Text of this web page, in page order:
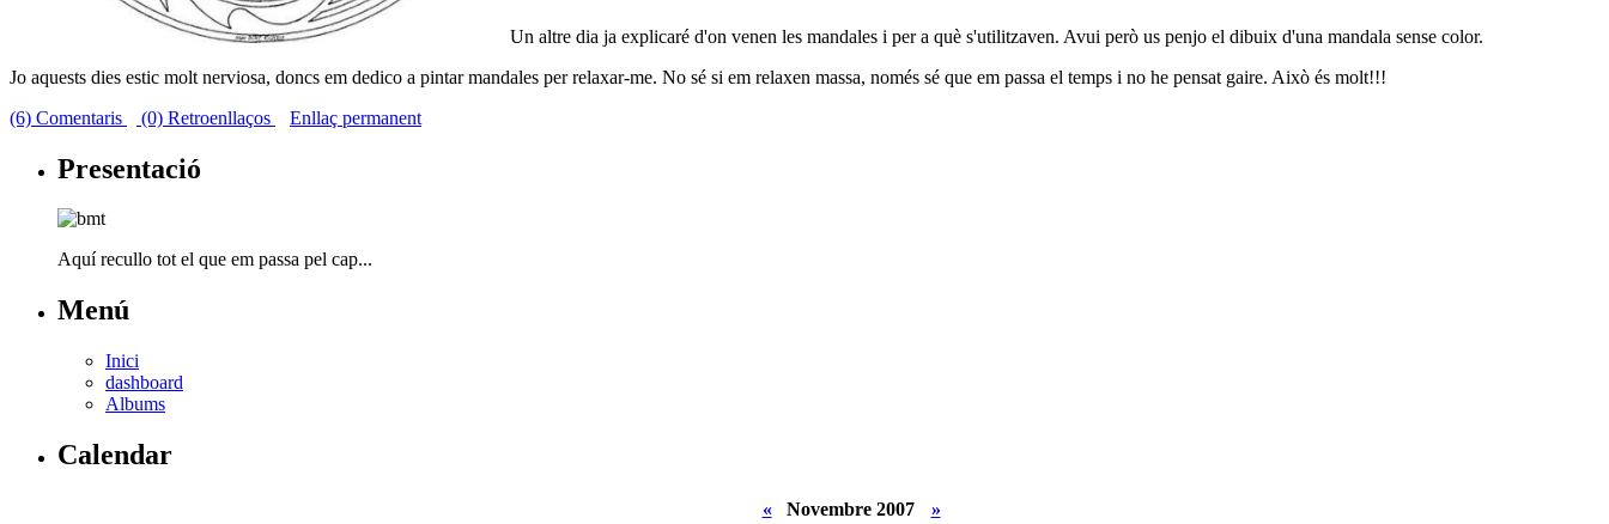
Un altre dia ja explicaré d'on venen les mandales i per a què s'utilitzaven. Avui però us penjo el dibuix d'una mandala sense color.
Jo aquests dies estic molt nerviosa, doncs em dedico a pintar mandales per relaxar-me. No sé si em relaxen massa, només sé que em passa el temps i no he pensat gaire. Això és molt!!!
(6) Comentaris
(0) Retroenllaços Enllaç permanent
Presentació
Aquí recullo tot el que em passa pel cap...
Menú
Inici
dashboard
Albums
Calendar
« Novembre 2007
»